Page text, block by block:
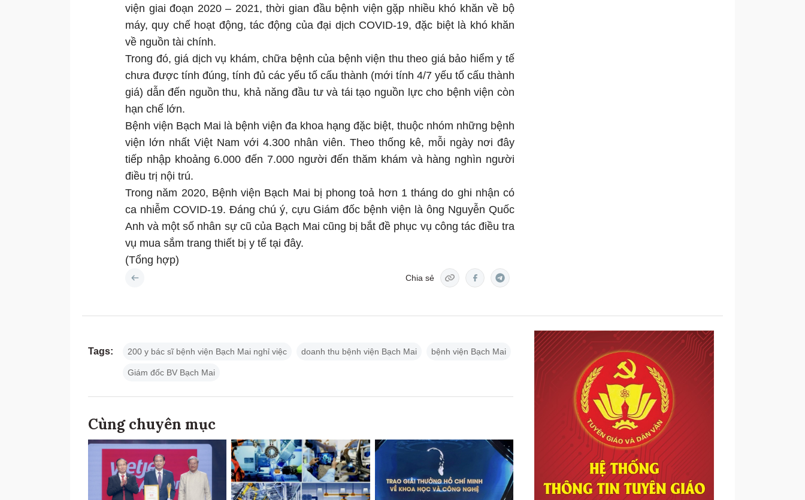
viện giai đoạn 2020 – 2021, thời gian đầu bệnh viện gặp nhiều khó khăn về bộ
máy, quy chế hoạt động, tác động của đại dịch COVID-19, đặc biệt là khó khăn
về nguồn tài chính.
Trong đó, giá dịch vụ khám, chữa bệnh của bệnh viện thu theo giá bảo hiểm y tế
chưa được tính đúng, tính đủ các yếu tố cấu thành (mới tính 4/7 yếu tố cấu thành
giá) dẫn đến nguồn thu, khả năng đầu tư và tái tạo nguồn lực cho bệnh viện còn
hạn chế lớn.
Bệnh viện Bạch Mai là bệnh viện đa khoa hạng đặc biệt, thuộc nhóm những bệnh
viện lớn nhất Việt Nam với 4.300 nhân viên. Theo thống kê, mỗi ngày nơi đây
tiếp nhập khoảng 6.000 đến 7.000 người đến thăm khám và hàng nghìn người
điều trị nội trú.
Trong năm 2020, Bệnh viện Bạch Mai bị phong toả hơn 1 tháng do ghi nhận có
ca nhiễm COVID-19. Đáng chú ý, cựu Giám đốc bệnh viện là ông Nguyễn Quốc
Anh và một số nhân sự cũ của Bạch Mai cũng bị bắt đề phục vụ công tác điều tra
vụ mua sắm trang thiết bị y tế tại đây.
(Tổng hợp)
Chia sẻ
Tags: 200 y bác sĩ bệnh viện Bạch Mai nghỉ việc doanh thu bệnh viện Bạch Mai bệnh viện Bạch Mai
Giám đốc BV Bạch Mai
Cùng chuyên mục